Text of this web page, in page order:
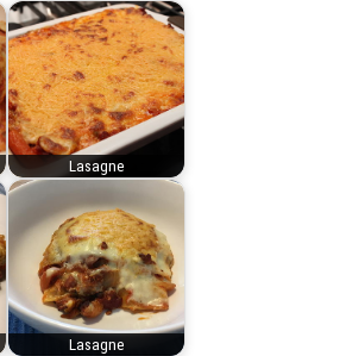
Lasagne
Lasagne